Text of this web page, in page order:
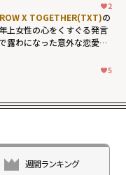
2
X TOGETHER(TXT)の
上女性の心をくすぐる発言
露わになった意外な恋愛傾
5
週間ランキング